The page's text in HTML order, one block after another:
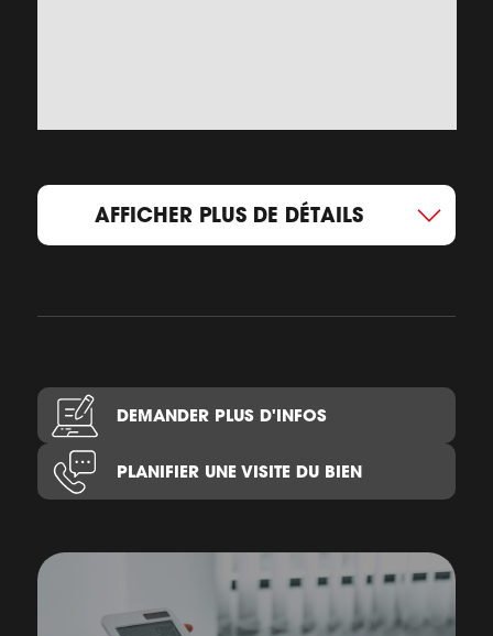
AFFICHER PLUS DE DÉTAILS
DEMANDER PLUS D'INFOS
PLANIFIER UNE VISITE DU BIEN